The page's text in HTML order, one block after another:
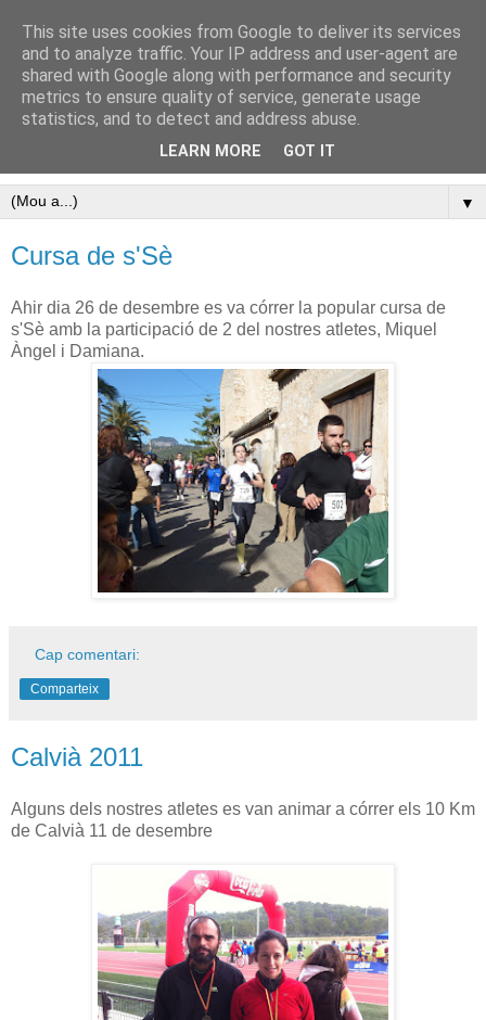
Pàgina oficial del Club
Atletisme Porreres
Disfruta de l’atletisme a Porreres
▼
Cursa de s'Sè
Ahir dia 26 de desembre es va córrer la popular cursa de
s'Sè amb la participació de 2 del nostres atletes, Miquel
Àngel i Damiana.
Cap comentari:
Comparteix
Calvià 2011
Alguns dels nostres atletes es van animar a córrer els 10 Km
de Calvià 11 de desembre
This site uses cookies from Google to deliver its services
and to analyze traffic. Your IP address and user-agent are
shared with Google along with performance and security
metrics to ensure quality of service, generate usage
statistics, and to detect and address abuse.
LEARN MORE GOT IT